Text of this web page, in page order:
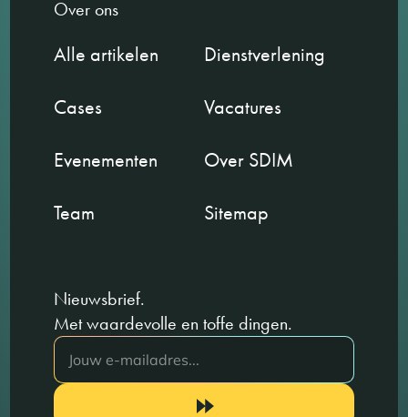
Over ons
Alle artikelen
Dienstverlening
Cases
Vacatures
Evenementen
Over SDIM
Team
Sitemap
Nieuwsbrief.
Met waardevolle en toffe dingen.